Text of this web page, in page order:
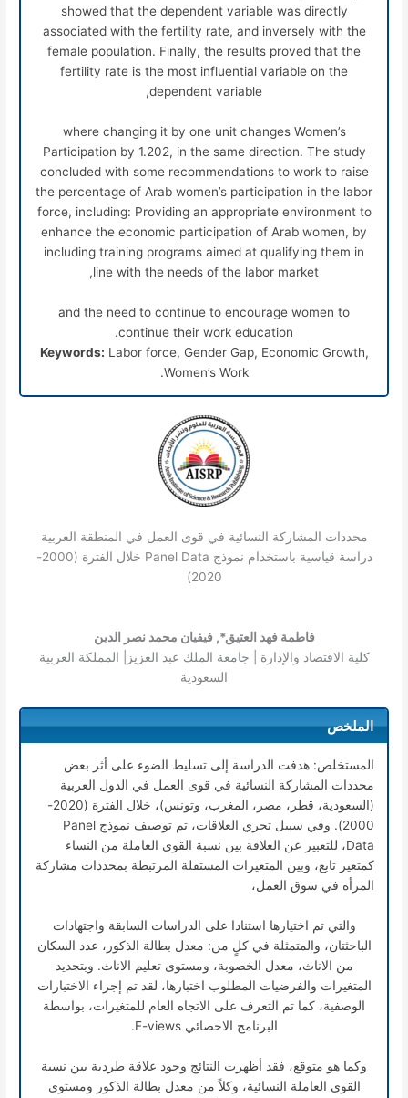
showed that the dependent variable was directly
associated with the fertility rate, and inversely with the
female population. Finally, the results proved that the
fertility rate is the most influential variable on the
dependent variable,
where changing it by one unit changes Women’s
Participation by 1.202, in the same direction. The study
concluded with some recommendations to work to raise
the percentage of Arab women’s participation in the labor
force, including: Providing an appropriate environment to
enhance the economic participation of Arab women, by
including training programs aimed at qualifying them in
line with the needs of the labor market,
and the need to continue to encourage women to
continue their work education.
Keywords: Labor force, Gender Gap, Economic Growth,
Women’s Work.
محددات المشاركة النسائية في قوى العمل في المنطقة العربية
دراسة قياسية باستخدام نموذج Panel Data خلال الفترة (2000-
2020)
فاطمة فهد العتيق*, فيفيان محمد نصر الدين
كلية الاقتصاد والإدارة | جامعة الملك عبد العزيز| المملكة العربية
السعودية
الملخص
المستخلص: هدفت الدراسة إلى تسليط الضوء على أثر بعض
محددات المشاركة النسائية في قوى العمل في الدول العربية
(السعودية، قطر، مصر، المغرب، وتونس)، خلال الفترة (2020-
2000). وفي سبيل تحري العلاقات، تم توصيف نموذج Panel
Data، للتعبير عن العلاقة بين نسبة القوى العاملة من النساء
كمتغير تابع، وبين المتغيرات المستقلة المرتبطة بمحددات مشاركة
المرأة في سوق العمل،
والتي تم اختيارها استنادا على الدراسات السابقة واجتهادات
الباحثتان، والمتمثلة في كلٍ من: معدل بطالة الذكور، عدد السكان
من الاناث، معدل الخصوبة، ومستوى تعليم الاناث. وبتحديد
المتغيرات والفرضيات المطلوب اختبارها، لقد تم إجراء الاختبارات
الوصفية، كما تم التعرف على الاتجاه العام للمتغيرات، بواسطة
البرنامج الاحصائي E-views.
وكما هو متوقع، فقد أظهرت النتائج وجود علاقة طردية بين نسبة
القوى العاملة النسائية، وكلاً من معدل بطالة الذكور ومستوى